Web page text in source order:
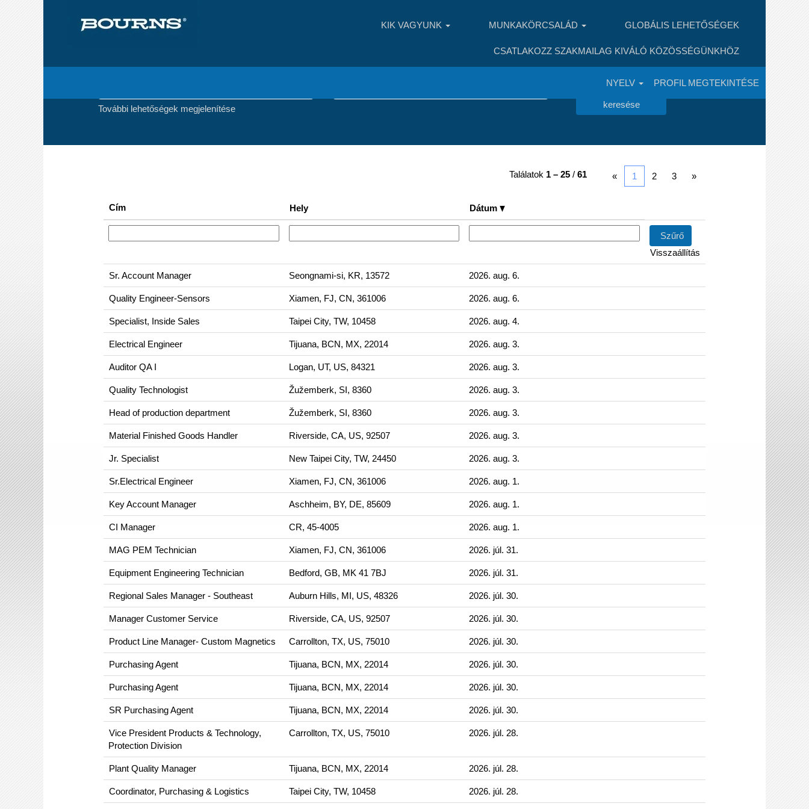
KIK VAGYUNK MUNKAKÖRCSALÁD GLOBÁLIS LEHETŐSÉGEK
CSATLAKOZZ SZAKMAILAG KIVÁLÓ KÖZÖSSÉGÜNKHÖZ
NYELV PROFIL MEGTEKINTÉSE
További lehetőségek megjelenítése
Találatok 1 – 25 / 61 « 1 2 3 »
Cím Hely Dátum
Visszaállítás
Sr. Account Manager Seongnami-si, KR, 13572 2026. aug. 6.
Quality Engineer-Sensors Xiamen, FJ, CN, 361006 2026. aug. 6.
Specialist, Inside Sales Taipei City, TW, 10458 2026. aug. 4.
Electrical Engineer Tijuana, BCN, MX, 22014 2026. aug. 3.
Auditor QA I Logan, UT, US, 84321 2026. aug. 3.
Quality Technologist Žužemberk, SI, 8360 2026. aug. 3.
Head of production department Žužemberk, SI, 8360 2026. aug. 3.
Material Finished Goods Handler Riverside, CA, US, 92507 2026. aug. 3.
Jr. Specialist New Taipei City, TW, 24450 2026. aug. 3.
Sr.Electrical Engineer Xiamen, FJ, CN, 361006 2026. aug. 1.
Key Account Manager Aschheim, BY, DE, 85609 2026. aug. 1.
CI Manager CR, 45-4005 2026. aug. 1.
MAG PEM Technician Xiamen, FJ, CN, 361006 2026. júl. 31.
Equipment Engineering Technician Bedford, GB, MK 41 7BJ 2026. júl. 31.
Regional Sales Manager - Southeast Auburn Hills, MI, US, 48326 2026. júl. 30.
Manager Customer Service Riverside, CA, US, 92507 2026. júl. 30.
Product Line Manager- Custom Magnetics Carrollton, TX, US, 75010 2026. júl. 30.
Purchasing Agent Tijuana, BCN, MX, 22014 2026. júl. 30.
Purchasing Agent Tijuana, BCN, MX, 22014 2026. júl. 30.
SR Purchasing Agent Tijuana, BCN, MX, 22014 2026. júl. 30.
Vice President Products & Technology,
Protection Division
Carrollton, TX, US, 75010 2026. júl. 28.
Plant Quality Manager Tijuana, BCN, MX, 22014 2026. júl. 28.
Coordinator, Purchasing & Logistics Taipei City, TW, 10458 2026. júl. 28.